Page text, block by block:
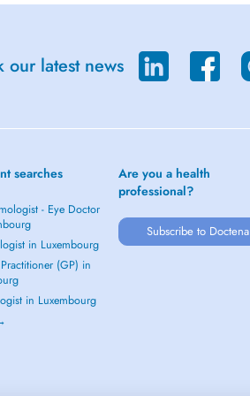
our latest news
searches
- Eye Doctor
in Luxembourg
(GP) in
in Luxembourg
Are you a health
professional?
Subscribe to Doctena